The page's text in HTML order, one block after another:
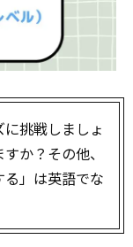
挑戦しましょ
か？その他、
る」は英語でな